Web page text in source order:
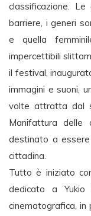
classificazione.
barriere, i generi
e quella
impercettibili
il festival,
immagini e suoni,
volte attratta dal
Manifattura delle
destinato a
cittadina.
Tutto è iniziato
dedicato a
cinematografica, in